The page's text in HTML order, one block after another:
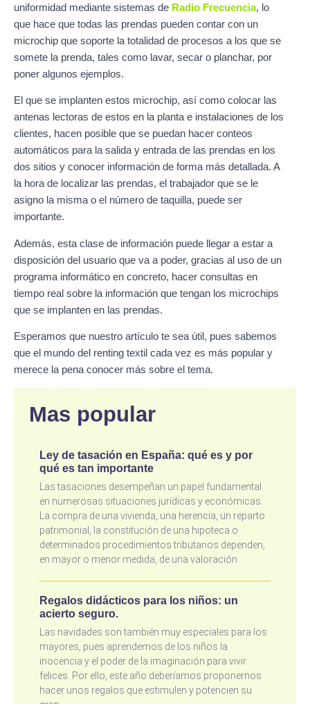
uniformidad mediante sistemas de Radio Frecuencia, lo
que hace que todas las prendas pueden contar con un
microchip que soporte la totalidad de procesos a los que se
somete la prenda, tales como lavar, secar o planchar, por
poner algunos ejemplos.
El que se implanten estos microchip, así como colocar las
antenas lectoras de estos en la planta e instalaciones de los
clientes, hacen posible que se puedan hacer conteos
automáticos para la salida y entrada de las prendas en los
dos sitios y conocer información de forma más detallada. A
la hora de localizar las prendas, el trabajador que se le
asigno la misma o el número de taquilla, puede ser
importante.
Además, esta clase de información puede llegar a estar a
disposición del usuario que va a poder, gracias al uso de un
programa informático en concreto, hacer consultas en
tiempo real sobre la información que tengan los microchips
que se implanten en las prendas.
Esperamos que nuestro artículo te sea útil, pues sabemos
que el mundo del renting textil cada vez es más popular y
merece la pena conocer más sobre el tema.
Mas popular
Ley de tasación en España: qué es y por
qué es tan importante
Las tasaciones desempeñan un papel fundamental
en numerosas situaciones jurídicas y económicas.
La compra de una vivienda, una herencia, un reparto
patrimonial, la constitución de una hipoteca o
determinados procedimientos tributarios dependen,
en mayor o menor medida, de una valoración
Regalos didácticos para los niños: un
acierto seguro.
Las navidades son también muy especiales para los
mayores, pues aprendemos de los niños la
inocencia y el poder de la imaginación para vivir
felices. Por ello, este año deberíamos proponernos
hacer unos regalos que estimulen y potencien su